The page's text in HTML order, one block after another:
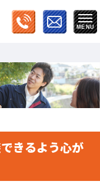
きるよう心が